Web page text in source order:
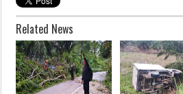
Related News